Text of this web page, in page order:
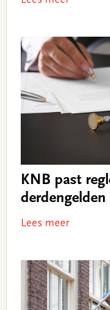
KNB past
derdengelden
Lees meer